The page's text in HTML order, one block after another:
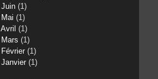
Juin (1)
Mai (1)
Avril (1)
Mars (1)
Février (1)
Janvier (1)